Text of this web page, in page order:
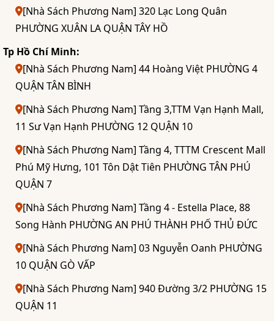
[Nhà Sách Phương Nam] 320 Lạc Long Quân
PHƯỜNG XUÂN LA QUẬN TÂY HỒ
Tp Hồ Chí Minh:
[Nhà Sách Phương Nam] 44 Hoàng Việt PHƯỜNG 4
QUẬN TÂN BÌNH
[Nhà Sách Phương Nam] Tầng 3,TTM Vạn Hạnh Mall,
11 Sư Vạn Hạnh PHƯỜNG 12 QUẬN 10
[Nhà Sách Phương Nam] Tầng 4, TTTM Crescent Mall
Phú Mỹ Hưng, 101 Tôn Dật Tiên PHƯỜNG TÂN PHÚ
QUẬN 7
[Nhà Sách Phương Nam] Tầng 4 - Estella Place, 88
Song Hành PHƯỜNG AN PHÚ THÀNH PHỐ THỦ ĐỨC
[Nhà Sách Phương Nam] 03 Nguyễn Oanh PHƯỜNG
10 QUẬN GÒ VẤP
[Nhà Sách Phương Nam] 940 Đường 3/2 PHƯỜNG 15
QUẬN 11